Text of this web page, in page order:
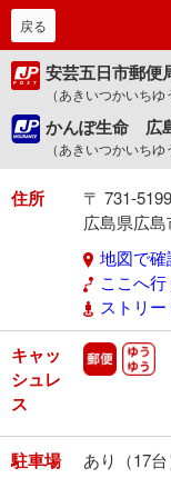
戻る
安芸五日市郵便
（あきいつかいちゆ
かんぽ生命 広
（あきいつかいち
住所
〒 731-5199
広島県広
地図で確
ここへ行
ストリ
キャッ
シュレ
ス
郵便
駐車場 あり（17台